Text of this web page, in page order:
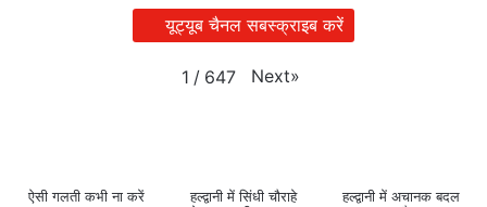
यूट्यूब चैनल सबस्क्राइब करें
1 / 647 Next»
ऐसी गलती कभी ना करें
हल्द्वानी में सिंधी चौराहे
हल्द्वानी में अचानक बदल